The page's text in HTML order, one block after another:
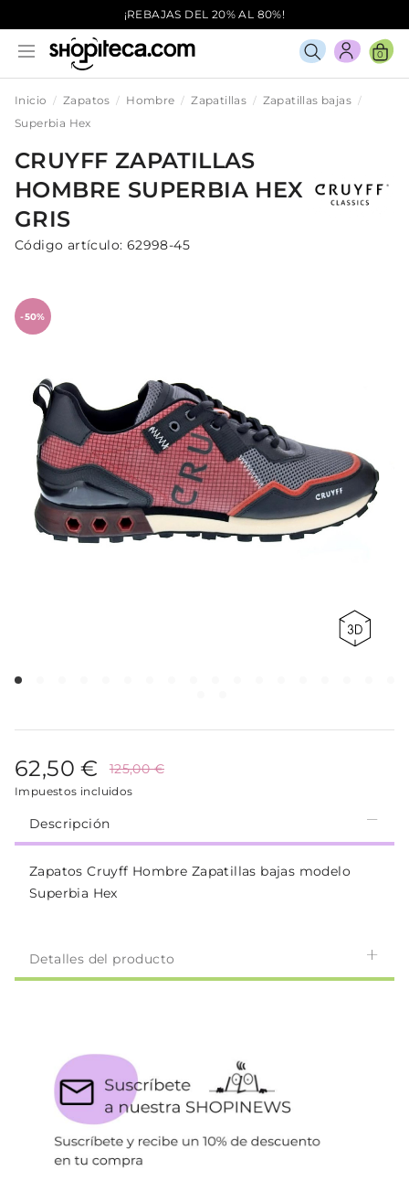
¡REBAJAS DEL 20% AL 80%!
0
Inicio Zapatos Hombre Zapatillas
Zapatillas bajas
Superbia Hex
CRUYFF ZAPATILLAS
HOMBRE SUPERBIA HEX
GRIS
Código artículo: 62998-45
-50%
62,50 € 125,00 €
Impuestos incluidos
Descripción
Zapatos Cruyff Hombre Zapatillas bajas modelo
Superbia Hex
Detalles del producto